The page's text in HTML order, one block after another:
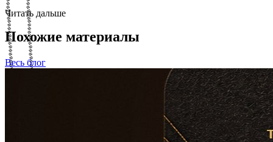
Читать дальше
Похожие материалы
Весь блог